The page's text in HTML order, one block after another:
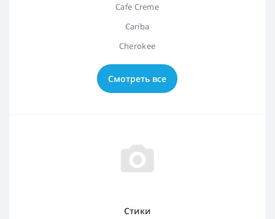
Cafe Creme
Cariba
Cherokee
Смотреть все
Стики